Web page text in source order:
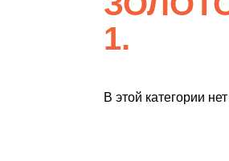
1.
В этой категории